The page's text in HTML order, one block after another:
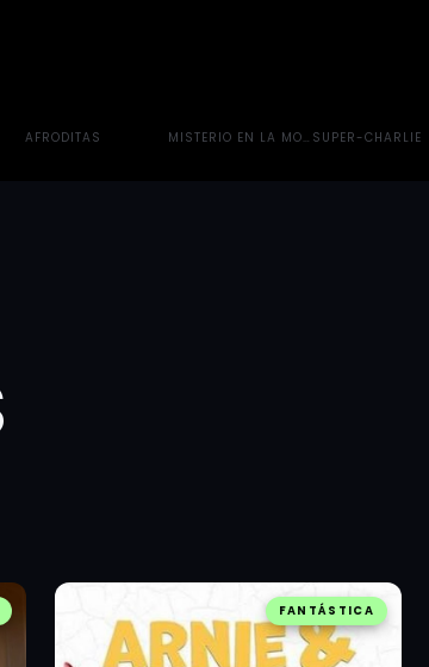
AFRODITAS MISTERIO EN LA MONTAÑASUPER-CHARLIE
FANTÁSTICA